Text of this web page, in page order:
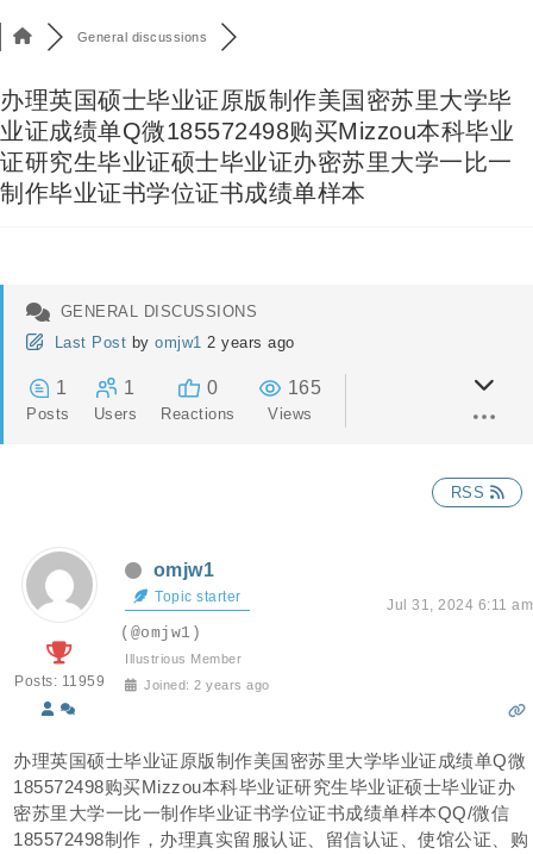
General discussions
办理英国硕士毕业证原版制作美国密苏里大学毕
业证成绩单Q微185572498购买Mizzou本科毕业
证研究生毕业证硕士毕业证办密苏里大学一比一
制作毕业证书学位证书成绩单样本
GENERAL DISCUSSIONS
Last Post by omjw1 2 years ago
1
Posts
1
Users
0
Reactions
165
Views
RSS
Posts: 11959
omjw1
Topic starter Jul 31, 2024 6:11 am
(@omjw1)
Illustrious Member
Joined: 2 years ago
办理英国硕士毕业证原版制作美国密苏里大学毕业证成绩单Q微
185572498购买Mizzou本科毕业证研究生毕业证硕士毕业证办
密苏里大学一比一制作毕业证书学位证书成绩单样本QQ/微信
185572498制作，办理真实留服认证、留信认证、使馆公证、购